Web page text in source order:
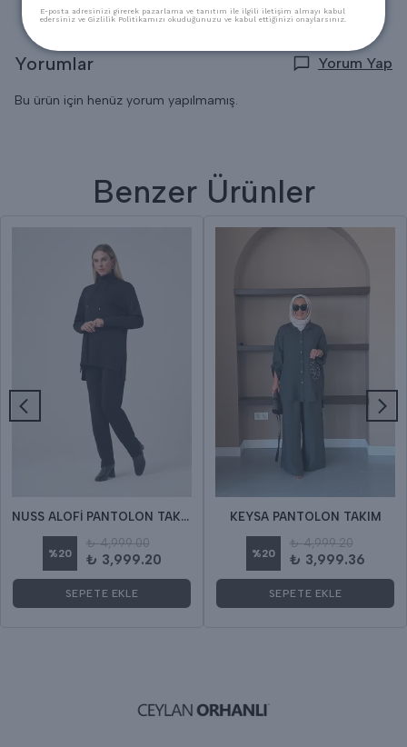
Yorumlar Yorum Yap
Bu ürün için henüz yorum yapılmamış.
Benzer Ürünler
NUSS ALOFİ PANTOLON TAKIM
%20
₺ 4,999.00
₺ 3,999.20
SEPETE EKLE
KEYSA PANTOLON TAKIM
%20
₺ 4,999.20
₺ 3,999.36
SEPETE EKLE
E-posta adresinizi girerek pazarlama ve tanıtım ile ilgili iletişim almayı kabul
edersiniz ve Gizlilik Politikamızı okuduğunuzu ve kabul ettiğinizi onaylarsınız.